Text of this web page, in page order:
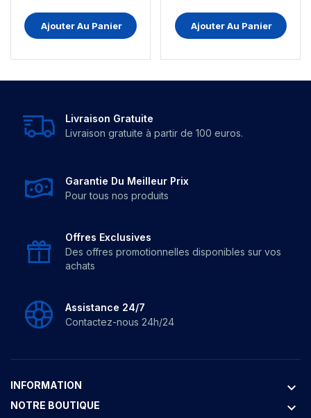
Ajouter Au Panier Ajouter Au Panier
Livraison Gratuite
Livraison gratuite à partir de 100 euros.
Garantie Du Meilleur Prix
Pour tous nos produits
Offres Exclusives
Des offres promotionnelles disponibles sur vos
achats
Assistance 24/7
Contactez-nous 24h/24
INFORMATION keyboard_arrow_down
NOTRE BOUTIQUE keyboard_arrow_down